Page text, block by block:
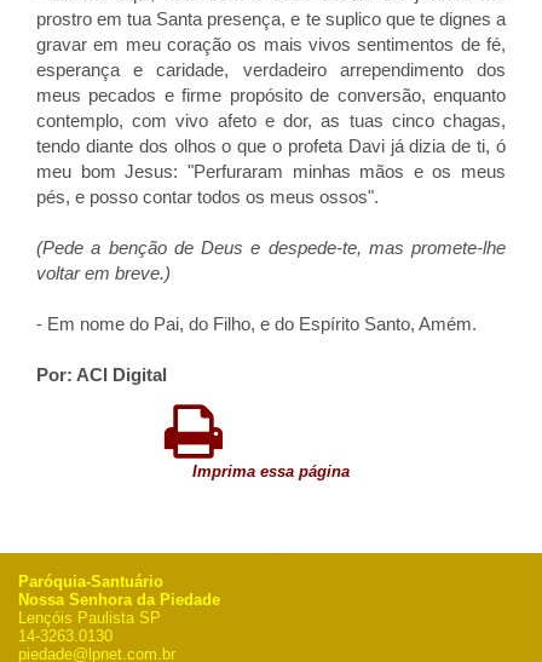
prostro em tua Santa presença, e te suplico que te dignes a
gravar em meu coração os mais vivos sentimentos de fé,
esperança e caridade, verdadeiro arrependimento dos
meus pecados e firme propósito de conversão, enquanto
contemplo, com vivo afeto e dor, as tuas cinco chagas,
tendo diante dos olhos o que o profeta Davi já dizia de ti, ó
meu bom Jesus: "Perfuraram minhas mãos e os meus
pés, e posso contar todos os meus ossos".
(Pede a benção de Deus e despede-te, mas promete-lhe
voltar em breve.)
- Em nome do Pai, do Filho, e do Espírito Santo, Amém.
Por: ACI Digital
Imprima essa página
Paróquia-Santuário
Nossa Senhora da Piedade
Lençóis Paulista SP
14-3263.0130
piedade@lpnet.com.br